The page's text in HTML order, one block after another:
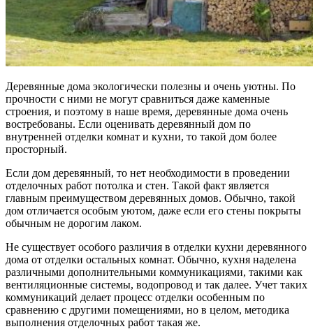
Деревянные дома экологически полезны и очень уютны. По
прочности с ними не могут сравниться даже каменные
строения, и поэтому в наше время, деревянные дома очень
востребованы. Если оценивать деревянный дом по
внутренней отделки комнат и кухни, то такой дом более
просторный.
Если дом деревянный, то нет необходимости в проведении
отделочных работ потолка и стен. Такой факт является
главным преимуществом деревянных домов. Обычно, такой
дом отличается особым уютом, даже если его стены покрыты
обычным не дорогим лаком.
Не существует особого различия в отделки кухни деревянного
дома от отделки остальных комнат. Обычно, кухня наделена
различными дополнительными коммуникациями, такими как
вентиляционные системы, водопровод и так далее. Учет таких
коммуникаций делает процесс отделки особенным по
сравнению с другими помещениями, но в целом, методика
выполнения отделочных работ такая же.